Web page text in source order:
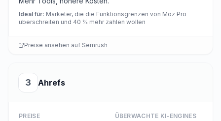
Ideal für: Marketer, die die Funktionsgrenzen von Moz Pro
überschreiten und 40 % mehr zahlen wollen
Preise ansehen auf Semrush
3 Ahrefs
PREISE ÜBERWACHTE KI-ENGINES